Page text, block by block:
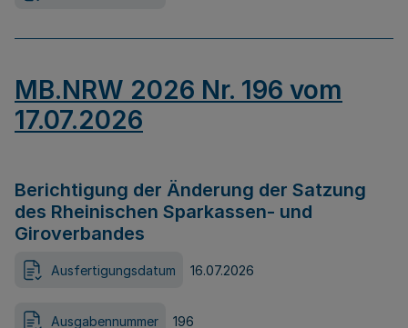
MB.NRW 2026 Nr. 196 vom
17.07.2026
Berichtigung der Änderung der Satzung
des Rheinischen Sparkassen- und
Giroverbandes
Ausfertigungsdatum 16.07.2026
Ausgabennummer 196